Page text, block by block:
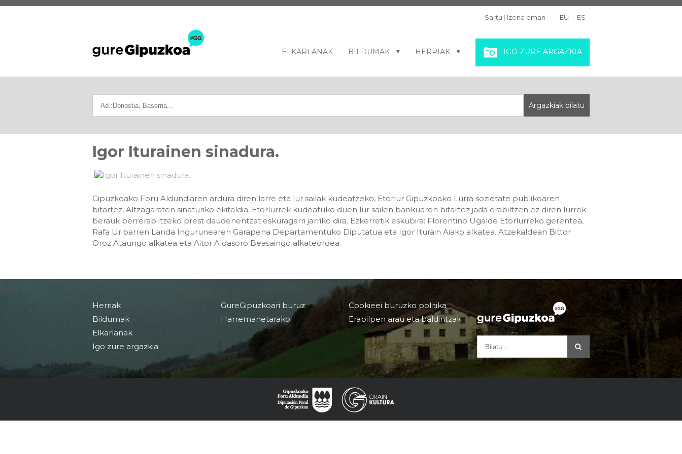
Sartu | Izena eman EU ES
ELKARLANAK BILDUMAK HERRIAK IGO ZURE ARGAZKIA
Igor Iturainen sinadura.
Gipuzkoako Foru Aldundiaren ardura diren larre eta lur sailak kudeatzeko, Etorlur Gipuzkoako Lurra sozietate publikoaren
bitartez, Altzagaraten sinaturiko ekitaldia. Etorlurrek kudeatuko duen lur sailen bankuaren bitartez jada erabiltzen ez diren lurrek
berauk berrerabiltzeko prest daudenentzat eskuragarri jarriko dira. Ezkerretik eskubira: Florentino Ugalde Etorlurreko gerentea,
Rafa Uribarren Landa Ingurunearen Garapena Departamentuko Diputatua eta Igor Iturain Aiako alkatea. Atzekaldean Bittor
Oroz Ataungo alkatea eta Aitor Aldasoro Beasaingo alkateordea.
Herriak
Bildumak
Elkarlanak
Igo zure argazkia
GureGipuzkoari buruz
Harremanetarako
Cookieei buruzko politika
Erabilpen arau eta baldintzak